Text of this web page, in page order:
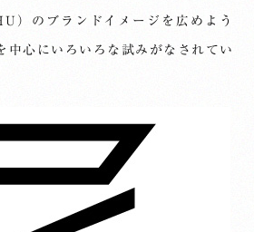
）のブランドイメージを広めよう
中心にいろいろな試みがなされてい